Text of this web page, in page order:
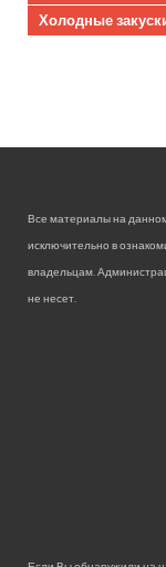
Холодные
Все материалы на данном
исключительно в
владельцам.
не несет.